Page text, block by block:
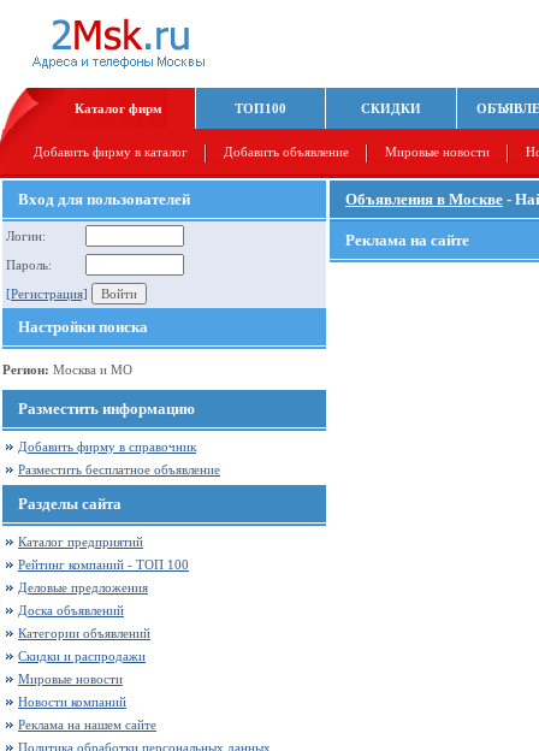
Каталог фирм ТОП100 СКИДКИ
Добавить фирму в каталог Добавить объявление Мировые новости
Вход для пользователей
Логин:
Пароль:
[Регистрация]
Настройки поиска
Регион: Москва и МО
Разместить информацию
Добавить фирму в справочник
Разместить бесплатное объявление
Разделы сайта
Каталог предприятий
Рейтинг компаний - ТОП 100
Деловые предложения
Доска объявлений
Категории объявлений
Скидки и распродажи
Мировые новости
Новости компаний
Реклама на нашем сайте
Политика обработки персональных данных
Объявления в Москве -
Реклама на сайте